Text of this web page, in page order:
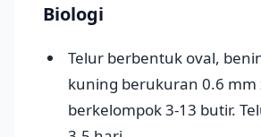
Biologi
Telur berbentuk oval,
kuning berukuran 0.6 mm
berkelompok 3-13 butir.